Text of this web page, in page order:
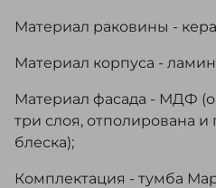
Материал раковины -
Материал корпуса -
Материал фасада - МДФ
три слоя, отполирована и
блеска);
Комплектация - тумба